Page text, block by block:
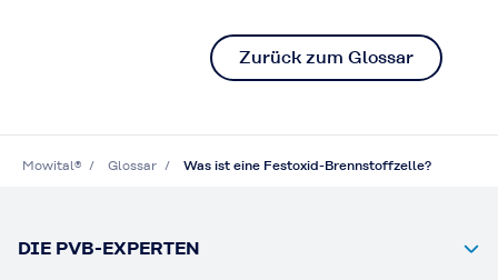
Zurück zum Glossar
Mowital® Glossar Was ist eine Festoxid-Brennstoffzelle?
DIE PVB-EXPERTEN